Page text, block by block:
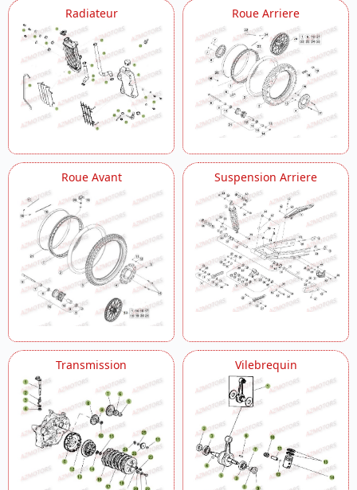
Radiateur Roue Arriere
Roue Avant Suspension Arriere
Transmission Vilebrequin